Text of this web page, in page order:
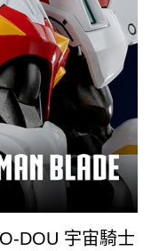
DOU 宇宙騎士